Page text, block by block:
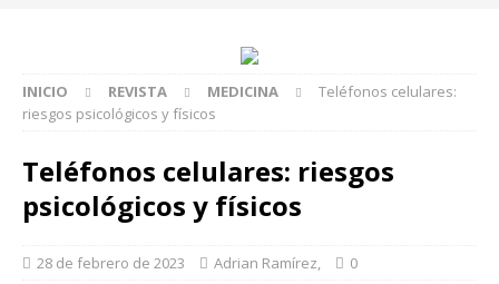
INICIO REVISTA MEDICINA
Teléfonos celulares:
riesgos psicológicos y físicos
Teléfonos celulares: riesgos
psicológicos y físicos
28 de febrero de 2023 Adrian Ramírez, 0